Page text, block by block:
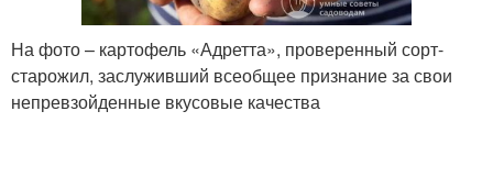
На фото – картофель «Адретта», проверенный сорт-
старожил, заслуживший всеобщее признание за свои
непревзойденные вкусовые качества